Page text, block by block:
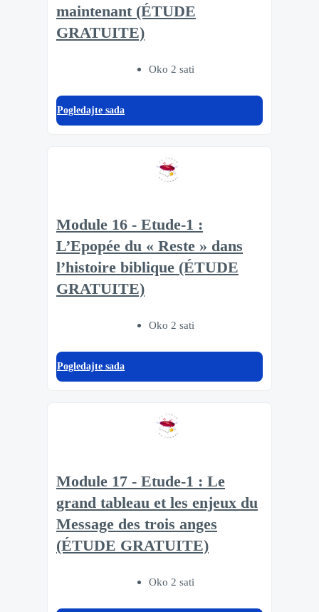
maintenant (ÉTUDE
GRATUITE)
Oko 2 sati
Pogledajte sada
Module 16 - Etude-1 :
L’Epopée du « Reste » dans
l’histoire biblique (ÉTUDE
GRATUITE)
Oko 2 sati
Pogledajte sada
Module 17 - Etude-1 : Le
grand tableau et les enjeux du
Message des trois anges
(ÉTUDE GRATUITE)
Oko 2 sati